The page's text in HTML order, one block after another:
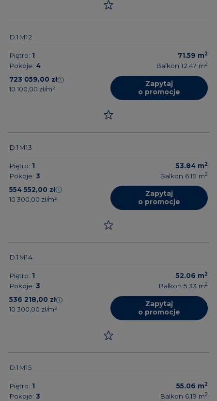
D.1M12
Piętro: 1
Pokoje: 4
723 059,00 zł
10 100,00 zł/m²
71.59 m2
Balkon 12.47 m2
Zapytaj
o promocje
D.1M13
Piętro: 1
Pokoje: 3
554 552,00 zł
10 300,00 zł/m²
53.84 m2
Balkon 6.19 m2
Zapytaj
o promocje
D.1M14
Piętro: 1
Pokoje: 3
536 218,00 zł
10 300,00 zł/m²
52.06 m2
Balkon 5.33 m2
Zapytaj
o promocje
D.1M15
Piętro: 1
Pokoje: 3
55.06 m2
Balkon 6.19 m2